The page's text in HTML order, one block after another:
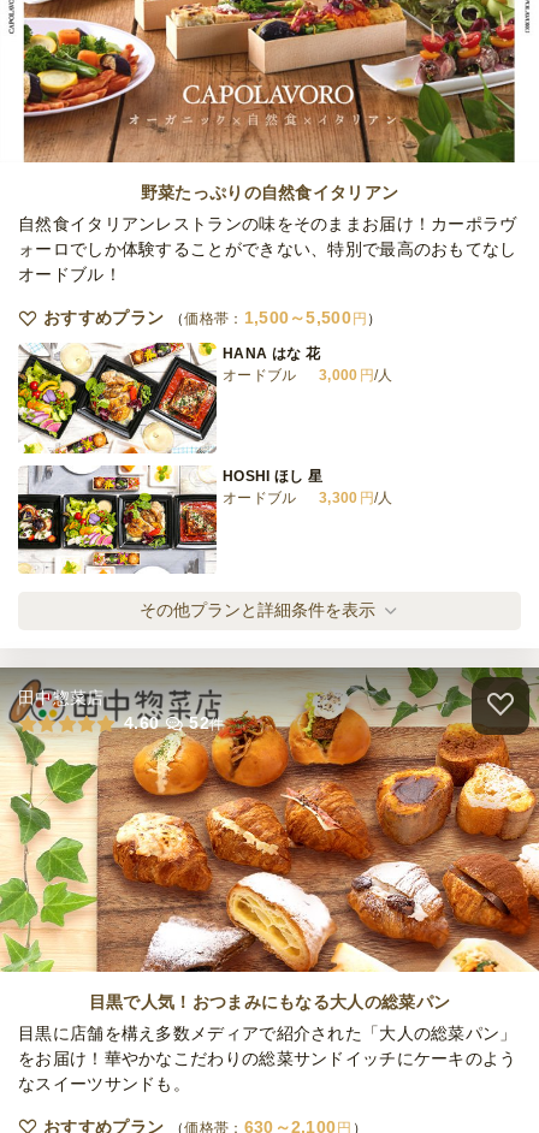
全てのプランを見る（4件）
オードブル
締切 2日前19時
定休日 日・祝
最低ご注文金額 15,000円
野菜たっぷりの自然食イタリアン
自然食イタリアンレストランの味をそのままお届け！カーポラヴ
ォーロでしか体験することができない、特別で最高のおもてなし
オードブル！
おすすめプラン 価格帯： 1,500～5,500 円
HANA はな 花
オードブル
3,000 円/人
HOSHI ほし 星
オードブル
3,300 円/人
TSUKI つき 月
オードブル
4,200円/人
MINORI みのり 実
オードブル
1,500 円/人
HINATA ひなた 日向
オードブル
1,980円/人
HIBIKI ひびき 響
その他プランと詳細条件を表示
田中惣菜店
4.60
52件
目黒で人気！おつまみにもなる大人の総菜パン
目黒に店舗を構え多数メディアで紹介された「大人の総菜パン」
をお届け！華やかなこだわりの総菜サンドイッチにケーキのよう
なスイーツサンドも。
おすすめプラン 価格帯： 630～2,100円